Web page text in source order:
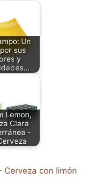
Un
sus
y
Lemon,
Clara
-
Cerveza con limón